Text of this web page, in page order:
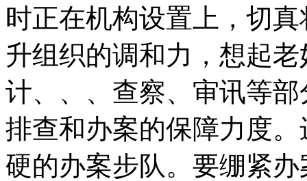
时正在机构设置上，切
升组织的调和力，想起
计、、、查察、审讯等
排查和办案的保障力度
硬的办案步队。要绷紧